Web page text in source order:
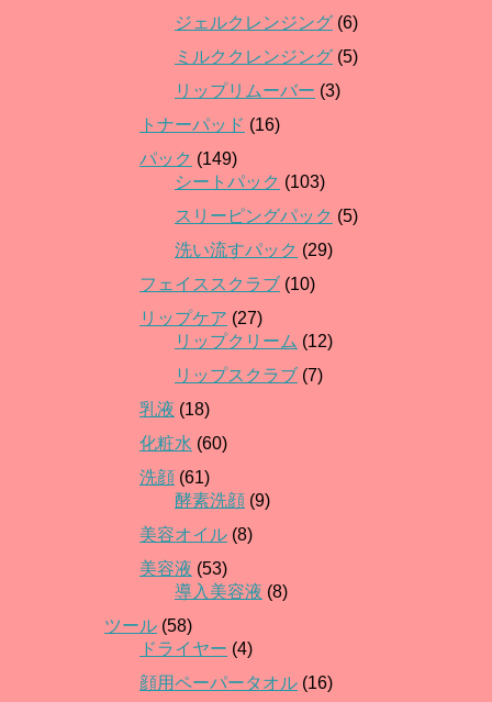
ジェルクレンジング (6)
ミルククレンジング (5)
リップリムーバー (3)
トナーパッド (16)
パック (149)
シートパック (103)
スリーピングパック (5)
洗い流すパック (29)
フェイススクラブ (10)
リップケア (27)
リップクリーム (12)
リップスクラブ (7)
乳液 (18)
化粧水 (60)
洗顔 (61)
酵素洗顔 (9)
美容オイル (8)
美容液 (53)
導入美容液 (8)
ツール (58)
ドライヤー (4)
顔用ペーパータオル (16)